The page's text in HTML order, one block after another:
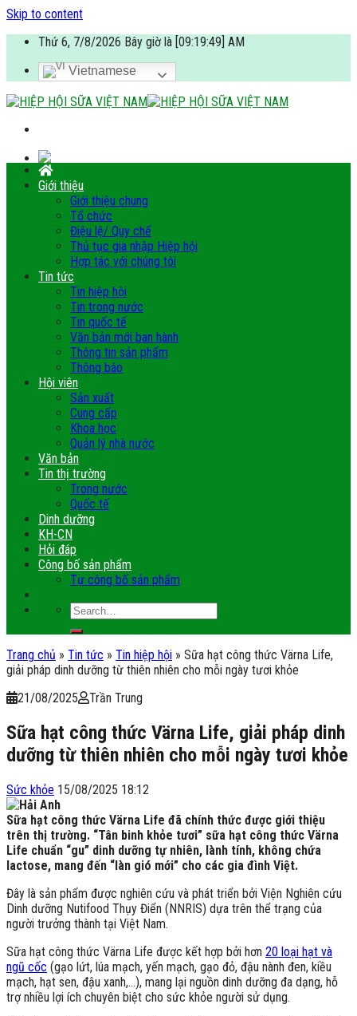
Skip to content
Thứ 6, 7/8/2026 Bây giờ là [09:19:50] AM
Vietnamese
Giới thiệu
Giới thiệu chung
Tổ chức
Điệu lệ/ Quy chế
Thủ tục gia nhập Hiệp hội
Hợp tác với chúng tôi
Tin tức
Tin hiệp hội
Tin trong nước
Tin quốc tế
Văn bản mới ban hành
Thông tin sản phẩm
Thông báo
Hội viên
Sản xuất
Cung cấp
Khoa học
Quản lý nhà nước
Văn bản
Tin thị trường
Trong nước
Quốc tế
Dinh dưỡng
KH-CN
Hỏi đáp
Công bố sản phẩm
Tự công bố sản phẩm
Trang chủ » Tin tức » Tin hiệp hội » Sữa hạt công thức Värna Life,
giải pháp dinh dưỡng từ thiên nhiên cho mỗi ngày tươi khỏe
21/08/2025
Trần Trung
Sữa hạt công thức Värna Life, giải pháp dinh
dưỡng từ thiên nhiên cho mỗi ngày tươi khỏe
Sức khỏe 15/08/2025 18:12
Sữa hạt công thức Värna Life đã chính thức được giới thiệu
trên thị trường. “Tân binh khỏe tươi” sữa hạt công thức Värna
Life chuẩn “gu” dinh dưỡng tự nhiên, lành tính, không chứa
lactose, mang đến “làn gió mới” cho các gia đình Việt.
Đây là sản phẩm được nghiên cứu và phát triển bởi Viện Nghiên cứu
Dinh dưỡng Nutifood Thụy Điển (NNRIS) dựa trên thể trạng của
người trưởng thành tại Việt Nam.
Sữa hạt công thức Värna Life được kết hợp bởi hơn 20 loại hạt và
ngũ cốc (gạo lứt, lúa mạch, yến mạch, gạo đỏ, đậu nành đen, kiều
mạch, hạt sen, đậu xanh,…), mang lại nguồn dinh dưỡng đa dạng, hỗ
trợ nhiều lợi ích chuyên biệt cho sức khỏe người sử dụng.